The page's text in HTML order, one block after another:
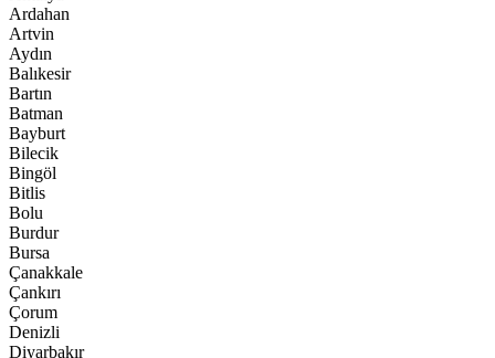
Ardahan
Artvin
Aydın
Balıkesir
Bartın
Batman
Bayburt
Bilecik
Bingöl
Bitlis
Bolu
Burdur
Bursa
Çanakkale
Çankırı
Çorum
Denizli
Diyarbakır